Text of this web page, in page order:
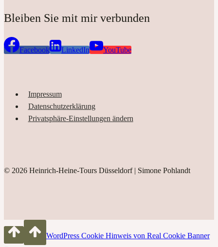
Gerresheim
Bleiben Sie mit mir verbunden
Facebook LinkedIn YouTube
Impressum
Datenschutzerklärung
Privatsphäre-Einstellungen ändern
© 2026 Heinrich-Heine-Tours Düsseldorf | Simone Pohlandt
WordPress Cookie Hinweis von Real Cookie Banner